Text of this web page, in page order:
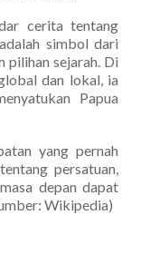
cerita tentang
simbol dari
pilihan sejarah. Di
dan lokal, ia
Papua
yang pernah
persatuan,
depan dapat
Wikipedia)